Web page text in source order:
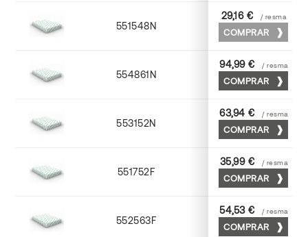
551548N 45 x 64
29,16 € / resma
COMPRAR
554861N 63 x 88
94,99 € / resma
COMPRAR
553152N 52 x 70
63,94 € / resma
COMPRAR
551752F 52 x 70
35,99 € / resma
COMPRAR
552563F 63 x 88
54,53 € / resma
COMPRAR